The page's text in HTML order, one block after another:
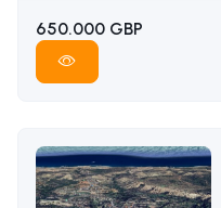
650.000 GBP